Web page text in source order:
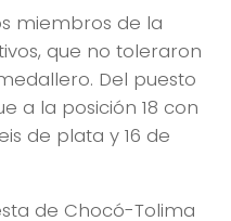
miembros de la
que no toleraron
Del puesto
a la posición 18 con
de plata y 16 de
de Chocó-Tolima